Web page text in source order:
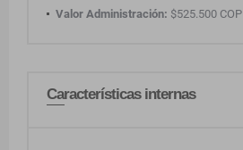
Valor Administración: $525.500 COP
Características internas